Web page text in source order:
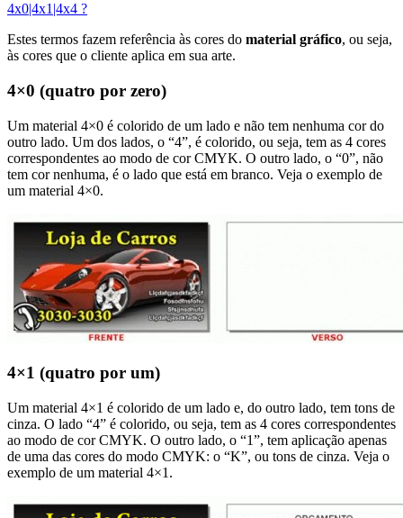
4x0|4x1|4x4 ?
Estes termos fazem referência às cores do material gráfico, ou seja,
às cores que o cliente aplica em sua arte.
4×0 (quatro por zero)
Um material 4×0 é colorido de um lado e não tem nenhuma cor do
outro lado. Um dos lados, o “4”, é colorido, ou seja, tem as 4 cores
correspondentes ao modo de cor CMYK. O outro lado, o “0”, não
tem cor nenhuma, é o lado que está em branco. Veja o exemplo de
um material 4×0.
4×1 (quatro por um)
Um material 4×1 é colorido de um lado e, do outro lado, tem tons de
cinza. O lado “4” é colorido, ou seja, tem as 4 cores correspondentes
ao modo de cor CMYK. O outro lado, o “1”, tem aplicação apenas
de uma das cores do modo CMYK: o “K”, ou tons de cinza. Veja o
exemplo de um material 4×1.